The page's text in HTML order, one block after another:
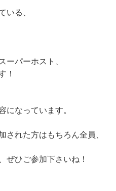
いる、
ーパーホスト、
！
になっています。
された方はもちろん全員、
ぜひご参加下さいね！